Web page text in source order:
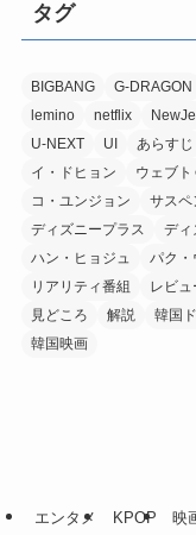
タグ
BIGBANG G-DRAGON
lemino
netflix
U-NEXT
UI あらすじ
イ・ドヒョン
ウェブト
コ・ユンジョン
サスペ
ディズニープラス
ディ
ハン・ヒョジュ
パク・
リアリティ番組
レビュ
見どころ
解説 韓国
韓国映画
エンタメ KPOP 映